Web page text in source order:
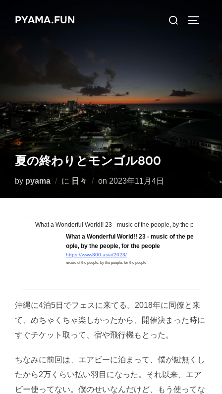
キ
ッ
プ
PYAMA.FUN
検
夏の終わりとモンゴル800
by pyama に 日々 on 投
2023年11月4日
What a Wonderful World!! 23 - music of the people, by the people, for
What a Wonderful World!! 23 - music of the pe
ople, by the people, for the people
https://www800.asia/2023/
music of the people, by the people, for the people
沖縄に4泊5日でフェスに来てる。2018年に同僚と来
て、めちゃくちゃ楽しかったから、開催決まった時に
すぐチケット取って、宿や飛行機もとった。
ちなみに前回は、エアビーに泊まって、僕が鍵無くし
たから2万くらい払い羽目になった。それ以来、エア
ビー使ってない。僕のせいなんだけど、もう使ってな